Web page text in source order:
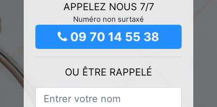
APPELEZ NOUS 7/7
Numéro non surtaxé
09 70 14 55 38
OU ÊTRE RAPPELÉ